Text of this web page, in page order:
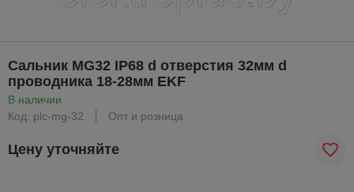
Сальник MG32 IP68 d отверстия 32мм d
проводника 18-28мм EKF
В наличии
Код: plc-mg-32
Опт и розница
Цену уточняйте